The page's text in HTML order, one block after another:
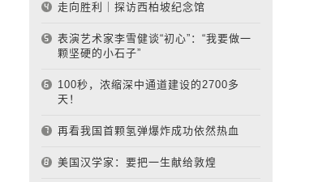
走向胜利｜探访西柏坡纪念馆
表演艺术家李雪健谈“初心”：“我要做一
颗坚硬的小石子”
100秒，浓缩深中通道建设的2700多
天！
再看我国首颗氢弹爆炸成功依然热血
美国汉学家：要把一生献给敦煌